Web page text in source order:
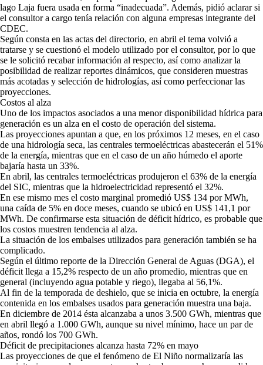
lago Laja fuera usada en forma “inadecuada”. Además, pidió aclarar si
el consultor a cargo tenía relación con alguna empresas integrante del
CDEC.
Según consta en las actas del directorio, en abril el tema volvió a
tratarse y se cuestionó el modelo utilizado por el consultor, por lo que
se le solicitó recabar información al respecto, así como analizar la
posibilidad de realizar reportes dinámicos, que consideren muestras
más acotadas y selección de hidrologías, así como perfeccionar las
proyecciones.
Costos al alza
Uno de los impactos asociados a una menor disponibilidad hídrica para
generación es un alza en el costo de operación del sistema.
Las proyecciones apuntan a que, en los próximos 12 meses, en el caso
de una hidrología seca, las centrales termoeléctricas abastecerán el 51%
de la energía, mientras que en el caso de un año húmedo el aporte
bajaría hasta un 33%.
En abril, las centrales termoeléctricas produjeron el 63% de la energía
del SIC, mientras que la hidroelectricidad representó el 32%.
En ese mismo mes el costo marginal promedió US$ 134 por MWh,
una caída de 5% en doce meses, cuando se ubicó en US$ 141,1 por
MWh. De confirmarse esta situación de déficit hídrico, es probable que
los costos muestren tendencia al alza.
La situación de los embalses utilizados para generación también se ha
complicado.
Según el último reporte de la Dirección General de Aguas (DGA), el
déficit llega a 15,2% respecto de un año promedio, mientras que en
general (incluyendo agua potable y riego), llegaba al 56,1%.
Al fin de la temporada de deshielo, que se inicia en octubre, la energía
contenida en los embalses usados para generación muestra una baja.
En diciembre de 2014 ésta alcanzaba a unos 3.500 GWh, mientras que
en abril llegó a 1.000 GWh, aunque su nivel mínimo, hace un par de
años, rondó los 700 GWh.
Déficit de precipitaciones alcanza hasta 72% en mayo
Las proyecciones de que el fenómeno de El Niño normalizaría las